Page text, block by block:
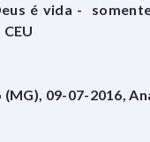
é vida -
(MG), 09-07-2016,